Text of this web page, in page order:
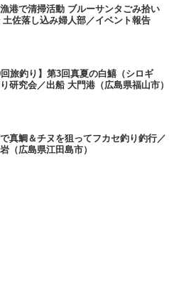
港で清掃活動 ブルーサンタごみ拾い
佐落し込み婦人部／イベント報告
回旅釣り】第3回真夏の白鱚（シロギ
研究会／出船 大門港（広島県福山市）
真鯛＆チヌを狙ってフカセ釣り釣行／
（広島県江田島市）